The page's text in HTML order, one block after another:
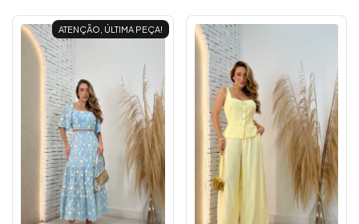
ATENÇÃO, ÚLTIMA PEÇA!